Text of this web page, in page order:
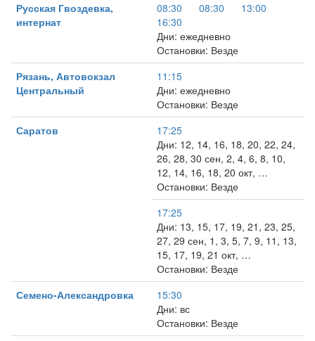
Русская Гвоздевка,
интернат
08:30 08:30
13:00
16:30
Дни: ежедневно
Остановки: Везде
Рязань, Автовокзал
Центральный
11:15
Дни: ежедневно
Остановки: Везде
Саратов
17:25
Дни: 12, 14, 16, 18, 20, 22, 24,
26, 28, 30 сен, 2, 4, 6, 8, 10,
12, 14, 16, 18, 20 окт, …
Остановки: Везде
17:25
Дни: 13, 15, 17, 19, 21, 23, 25,
27, 29 сен, 1, 3, 5, 7, 9, 11, 13,
15, 17, 19, 21 окт, …
Остановки: Везде
Семено-Александровка
15:30
Дни: вс
Остановки: Везде